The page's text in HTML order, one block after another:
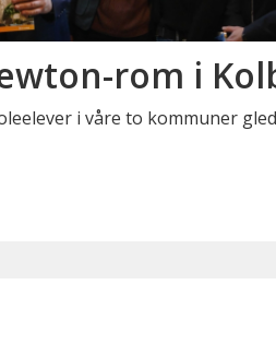
rom i
i våre to kommuner